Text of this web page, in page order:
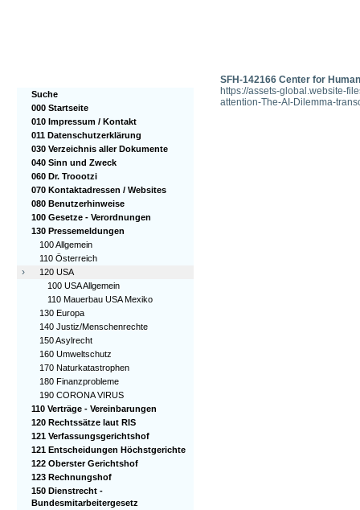
Suche
000 Startseite
010 Impressum / Kontakt
011 Datenschutzerklärung
030 Verzeichnis aller Dokumente
040 Sinn und Zweck
060 Dr. Troootzi
070 Kontaktadressen / Websites
080 Benutzerhinweise
100 Gesetze - Verordnungen
130 Pressemeldungen
100 Allgemein
110 Österreich
›
120 USA
100 USA Allgemein
110 Mauerbau USA Mexiko
130 Europa
140 Justiz/Menschenrechte
150 Asylrecht
160 Umweltschutz
170 Naturkatastrophen
180 Finanzprobleme
190 CORONA VIRUS
110 Verträge - Vereinbarungen
120 Rechtssätze laut RIS
121 Verfassungsgerichtshof
121 Entscheidungen Höchstgerichte
122 Oberster Gerichtshof
123 Rechnungshof
150 Dienstrecht -
Bundesmitarbeitergesetz
SFH-142166 Center for
https://assets-global.website-
attention-The-AI-Dilemma-